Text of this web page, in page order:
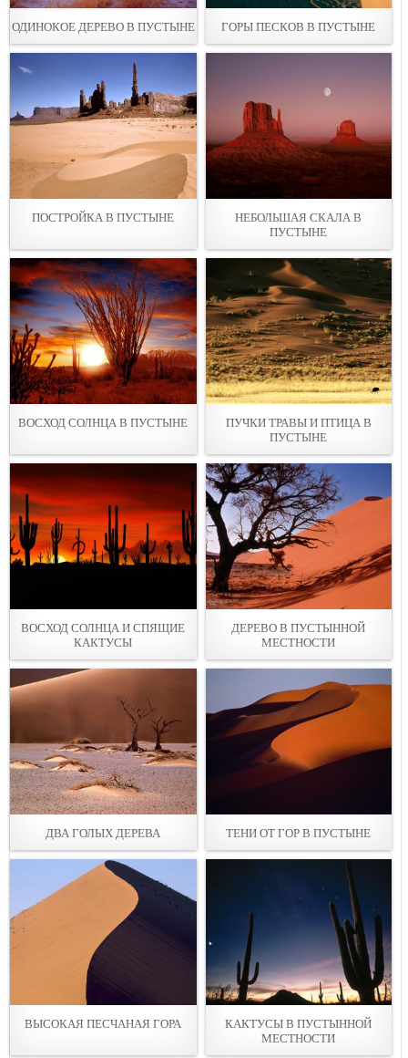
ОДИНОКОЕ ДЕРЕВО В ПУСТЫНЕ ГОРЫ ПЕСКОВ В ПУСТЫНЕ
ПОСТРОЙКА В ПУСТЫНЕ
НЕБОЛЬШАЯ СКАЛА В
ПУСТЫНЕ
ВОСХОД СОЛНЦА В ПУСТЫНЕ
ПУЧКИ ТРАВЫ И ПТИЦА В
ПУСТЫНЕ
ВОСХОД СОЛНЦА И СПЯЩИЕ
КАКТУСЫ
ДЕРЕВО В ПУСТЫННОЙ
МЕСТНОСТИ
ДВА ГОЛЫХ ДЕРЕВА ТЕНИ ОТ ГОР В ПУСТЫНЕ
ВЫСОКАЯ ПЕСЧАНАЯ ГОРА
КАКТУСЫ В ПУСТЫННОЙ
МЕСТНОСТИ